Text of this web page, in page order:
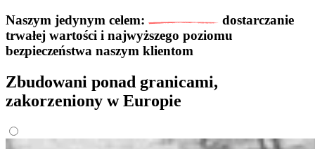
Naszym jedynym celem:
dostarczanie
trwałej wartości i najwyższego poziomu
bezpieczeństwa naszym klientom
Zbudowani ponad granicami,
zakorzeniony w Europie